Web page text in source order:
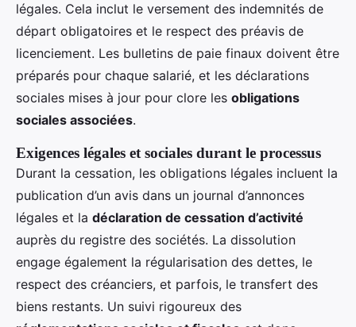
légales. Cela inclut le versement des indemnités de
départ obligatoires et le respect des préavis de
licenciement. Les bulletins de paie finaux doivent être
préparés pour chaque salarié, et les déclarations
sociales mises à jour pour clore les obligations
sociales associées.
Exigences légales et sociales durant le processus
Durant la cessation, les obligations légales incluent la
publication d’un avis dans un journal d’annonces
légales et la déclaration de cessation d’activité
auprès du registre des sociétés. La dissolution
engage également la régularisation des dettes, le
respect des créanciers, et parfois, le transfert des
biens restants. Un suivi rigoureux des